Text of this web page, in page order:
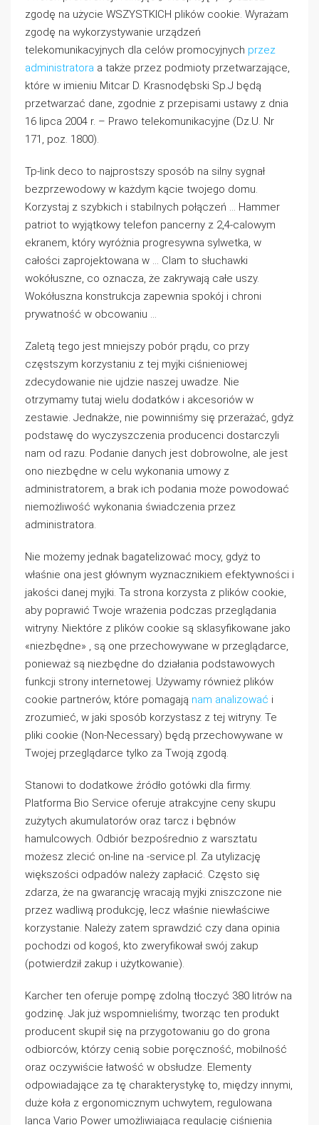
zgodę na użycie WSZYSTKICH plików cookie. Wyrażam
zgodę na wykorzystywanie urządzeń
telekomunikacyjnych dla celów promocyjnych przez
administratora a także przez podmioty przetwarzające,
które w imieniu Mitcar D. Krasnodębski Sp.J będą
przetwarzać dane, zgodnie z przepisami ustawy z dnia
16 lipca 2004 r. – Prawo telekomunikacyjne (Dz.U. Nr
171, poz. 1800).
Tp-link deco to najprostszy sposób na silny sygnał
bezprzewodowy w każdym kącie twojego domu.
Korzystaj z szybkich i stabilnych połączeń … Hammer
patriot to wyjątkowy telefon pancerny z 2,4-calowym
ekranem, który wyróżnia progresywna sylwetka, w
całości zaprojektowana w … Clam to słuchawki
wokółuszne, co oznacza, że zakrywają całe uszy.
Wokółuszna konstrukcja zapewnia spokój i chroni
prywatność w obcowaniu …
Zaletą tego jest mniejszy pobór prądu, co przy
częstszym korzystaniu z tej myjki ciśnieniowej
zdecydowanie nie ujdzie naszej uwadze. Nie
otrzymamy tutaj wielu dodatków i akcesoriów w
zestawie. Jednakże, nie powinniśmy się przerażać, gdyż
podstawę do wyczyszczenia producenci dostarczyli
nam od razu. Podanie danych jest dobrowolne, ale jest
ono niezbędne w celu wykonania umowy z
administratorem, a brak ich podania może powodować
niemożliwość wykonania świadczenia przez
administratora.
Nie możemy jednak bagatelizować mocy, gdyż to
właśnie ona jest głównym wyznacznikiem efektywności i
jakości danej myjki. Ta strona korzysta z plików cookie,
aby poprawić Twoje wrażenia podczas przeglądania
witryny. Niektóre z plików cookie są sklasyfikowane jako
«niezbędne» , są one przechowywane w przeglądarce,
ponieważ są niezbędne do działania podstawowych
funkcji strony internetowej. Używamy również plików
cookie partnerów, które pomagają nam analizować i
zrozumieć, w jaki sposób korzystasz z tej witryny. Te
pliki cookie (Non-Necessary) będą przechowywane w
Twojej przeglądarce tylko za Twoją zgodą.
Stanowi to dodatkowe źródło gotówki dla firmy.
Platforma Bio Service oferuje atrakcyjne ceny skupu
zużytych akumulatorów oraz tarcz i bębnów
hamulcowych. Odbiór bezpośrednio z warsztatu
możesz zlecić on-line na -service.pl. Za utylizację
większości odpadów należy zapłacić. Często się
zdarza, że na gwarancję wracają myjki zniszczone nie
przez wadliwą produkcję, lecz właśnie niewłaściwe
korzystanie. Należy zatem sprawdzić czy dana opinia
pochodzi od kogoś, kto zweryfikował swój zakup
(potwierdził zakup i użytkowanie).
Karcher ten oferuje pompę zdolną tłoczyć 380 litrów na
godzinę. Jak już wspomnieliśmy, tworząc ten produkt
producent skupił się na przygotowaniu go do grona
odbiorców, którzy cenią sobie poręczność, mobilność
oraz oczywiście łatwość w obsłudze. Elementy
odpowiadające za tę charakterystykę to, między innymi,
duże koła z ergonomicznym uchwytem, regulowana
lanca Vario Power umożliwiająca regulację ciśnienia